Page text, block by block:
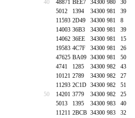
40
48871 BEE7 34300 980 30
5012
1394 34300 981 39
11593 2D49 34300 981 8
14003 36B3 34300 981 39
14062 36EE 34300 981 15
19583 4C7F 34300 981 26
47625 BA09 34300 981 50
4741
1285 34300 982 43
10121 2789 34300 982 27
11293 2C1D 34300 982 51
50
14201 3779 34300 982 25
5013
1395 34300 983 40
11211 2BCB 34300 983 32